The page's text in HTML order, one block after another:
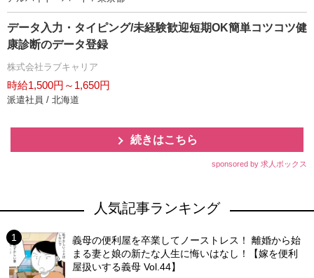
データ入力・タイピング/未経験歓迎短期OK簡単コツコツ健
康診断のデータ登録
株式会社ラブキャリア
時給1,500円～1,650円
派遣社員 / 北海道
続きはこちら
sponsored by 求人ボックス
人気記事ランキング
義母の便利屋を卒業してノーストレス！ 離婚から始
まる妻と娘の新たな人生に悔いはなし！【嫁を便利
屋扱いする義母 Vol.44】